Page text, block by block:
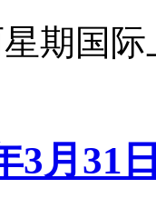
期国
3月31